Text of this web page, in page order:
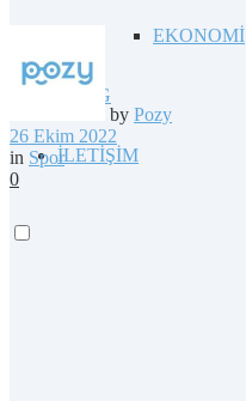
EKONOMİ
BLOG
İLETİŞİM
by Pozy
26 Ekim 2022
in Spor
0